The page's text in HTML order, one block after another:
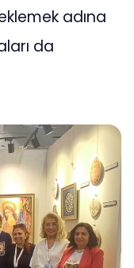
adına
da